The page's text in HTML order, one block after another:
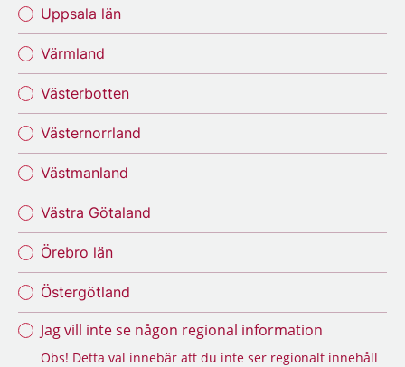
Uppsala län
Värmland
Västerbotten
Västernorrland
Västmanland
Västra Götaland
Örebro län
Östergötland
Jag vill inte se någon regional information
Obs! Detta val innebär att du inte ser regionalt innehåll